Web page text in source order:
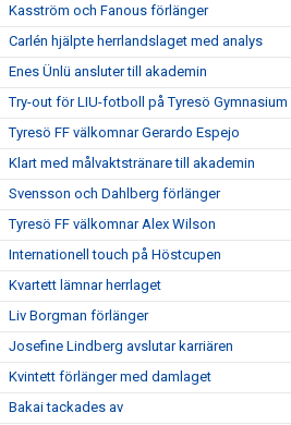
Kasström och Fanous förlänger
Carlén hjälpte herrlandslaget med analys
Enes Ünlü ansluter till akademin
Try-out för LIU-fotboll på Tyresö Gymnasium
Tyresö FF välkomnar Gerardo Espejo
Klart med målvaktstränare till akademin
Svensson och Dahlberg förlänger
Tyresö FF välkomnar Alex Wilson
Internationell touch på Höstcupen
Kvartett lämnar herrlaget
Liv Borgman förlänger
Josefine Lindberg avslutar karriären
Kvintett förlänger med damlaget
Bakai tackades av